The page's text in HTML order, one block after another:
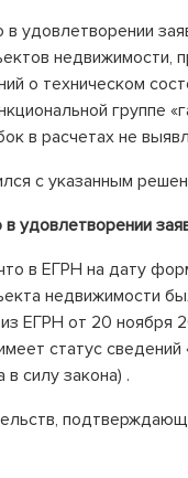
удовлетворении
недвижимости,
о техническом
группе
в расчетах не
с указанным
удовлетворении
в ЕГРН на дату
недвижимости
ЕГРН от 20 ноября
статус
силу закона) .